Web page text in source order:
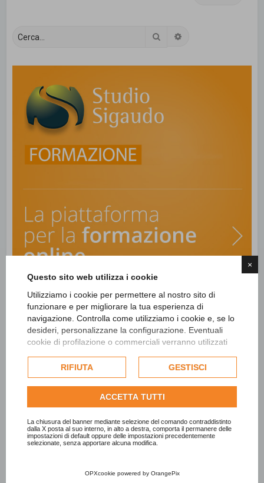
×
Questo sito web utilizza i cookie
Utilizziamo i cookie per permettere al nostro sito di
funzionare e per migliorare la tua esperienza di
navigazione. Controlla come utilizziamo i cookie e, se lo
desideri, personalizzane la configurazione. Eventuali
cookie di profilazione o commerciali verranno utilizzati
dell'utente e, se consentito, potrebbero essere utilizzati
per personalizzare gli annunci pubblicitari. Per ulteriori
informazioni su come Google utilizza i dati raccolti,
politica sulla privacy di Google
Consulta l'informativa cookie completa.
RIFIUTA GESTISCI
ACCETTA TUTTI
La chiusura del banner mediante selezione del comando contraddistinto
dalla X posta al suo interno, in alto a destra, comporta il permanere delle
impostazioni di default oppure delle impostazioni precedentemente
selezionate, senza apportare alcuna modifica.
OPXcookie powered by OrangePix
Cerca